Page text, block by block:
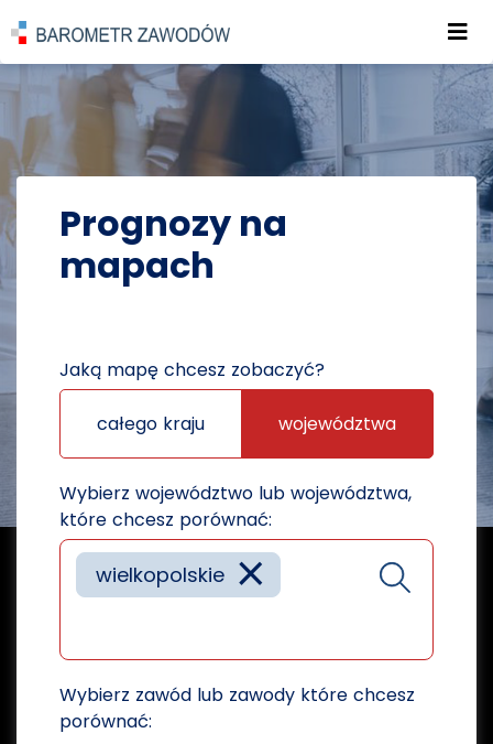
POWRÓT DO STRONY GŁÓWNEJ
PROGNOZY PROGNOZY NA MAPACH
Prognozy na
mapach
Jaką mapę chcesz zobaczyć?
całego kraju województwa
Wybierz województwo lub województwa,
które chcesz porównać:
×
wielkopolskie
Wybierz zawód lub zawody które chcesz
porównać: